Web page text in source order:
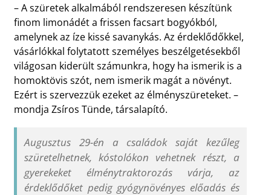
– A szüretek alkalmából rendszeresen készítünk
finom limonádét a frissen facsart bogyókból,
amelynek az íze kissé savanykás. Az érdeklődőkkel,
vásárlókkal folytatott személyes beszélgetésekből
világosan kiderült számunkra, hogy ha ismerik is a
homoktövis szót, nem ismerik magát a növényt.
Ezért is szervezzük ezeket az élményszüreteket. –
mondja Zsíros Tünde, társalapító.
Augusztus 29-én a családok saját kezűleg
szüretelhetnek, kóstolókon vehetnek részt, a
gyerekeket élménytraktorozás várja, az
érdeklődőket pedig gyógynövényes előadás és